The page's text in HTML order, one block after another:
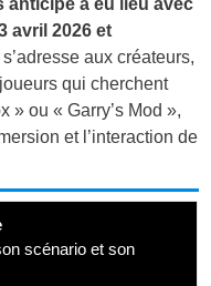
anticipé a eu lieu avec
avril 2026 et
aux créateurs,
qui cherchent
» ou « Garry’s Mod »,
et l’interaction de
scénario et son